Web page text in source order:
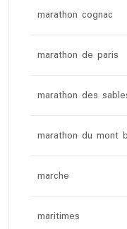
marathon cognac
marathon de paris
marathon des
marathon du mont
marche
maritimes